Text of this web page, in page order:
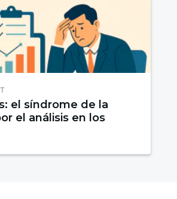
el síndrome de la
el análisis en los